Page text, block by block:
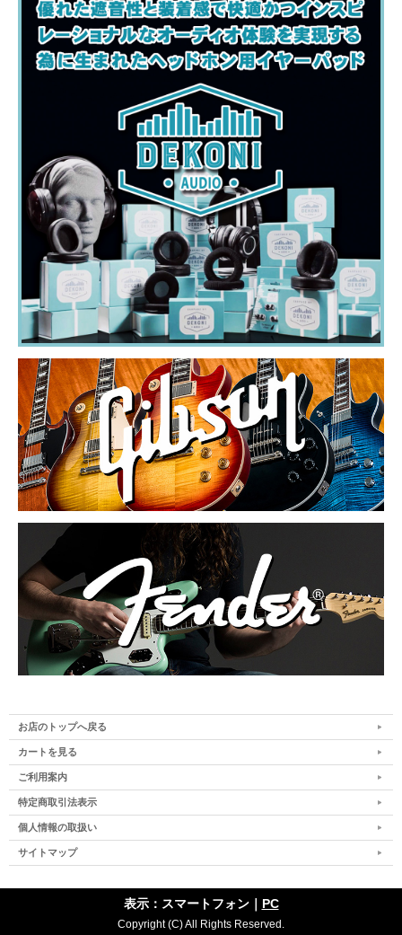
お店のトップへ戻る
カートを見る
ご利用案内
特定商取引法表示
個人情報の取扱い
サイトマップ
表示：スマートフォン｜ PC
Copyright (C) All Rights Reserved.